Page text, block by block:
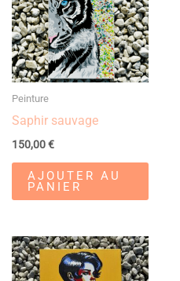
Peinture
Saphir sauvage
150,00€
AJOUTER AU
PANIER